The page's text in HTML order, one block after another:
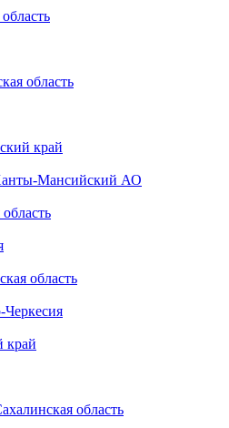
область
край
Мансийский АО
область
Черкесия
край
область